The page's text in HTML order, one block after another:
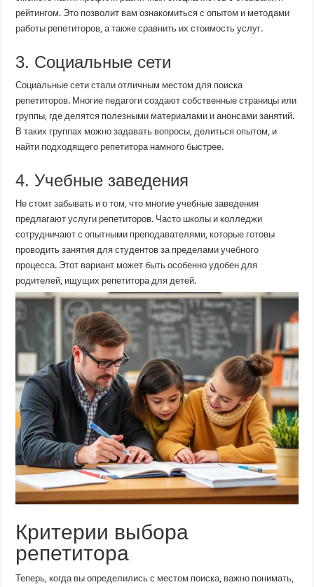
рейтингом. Это позволит вам ознакомиться с опытом и методами
работы репетиторов, а также сравнить их стоимость услуг.
3. Социальные сети
Социальные сети стали отличным местом для поиска
репетиторов. Многие педагоги создают собственные страницы или
группы, где делятся полезными материалами и анонсами занятий.
В таких группах можно задавать вопросы, делиться опытом, и
найти подходящего репетитора намного быстрее.
4. Учебные заведения
Не стоит забывать и о том, что многие учебные заведения
предлагают услуги репетиторов. Часто школы и колледжи
сотрудничают с опытными преподавателями, которые готовы
проводить занятия для студентов за пределами учебного
процесса. Этот вариант может быть особенно удобен для
родителей, ищущих репетитора для детей.
Критерии выбора
репетитора
Теперь, когда вы определились с местом поиска, важно понимать,